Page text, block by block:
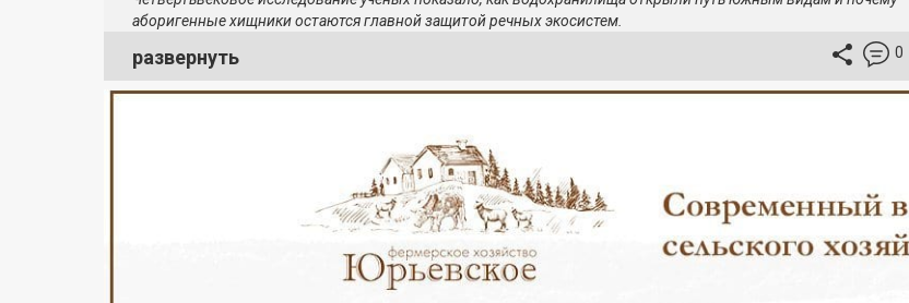
аборигенные хищники остаются главной защитой речных экосистем.
развернуть 0